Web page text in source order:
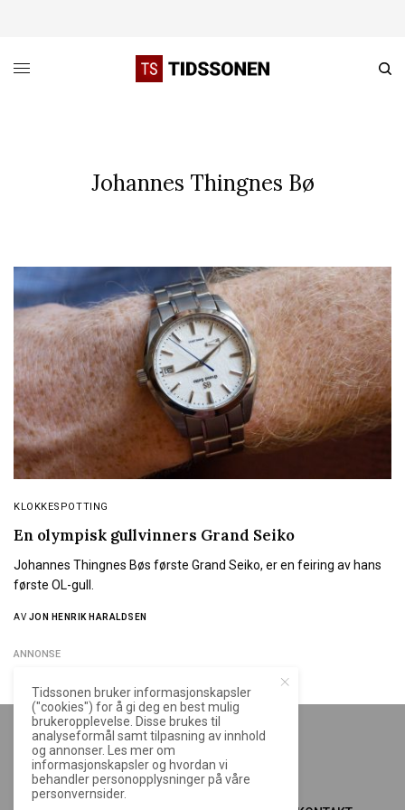
Johannes Thingnes Bø
KLOKKESPOTTING
En olympisk gullvinners Grand Seiko
Johannes Thingnes Bøs første Grand Seiko, er en feiring av hans
første OL-gull.
AV JON HENRIK HARALDSEN
ANNONSE
Tidssonen bruker informasjonskapsler
("cookies") for å gi deg en best mulig
brukeropplevelse. Disse brukes til
analyseformål samt tilpasning av innhold
og annonser. Les mer om
informasjonskapsler og hvordan vi
behandler personopplysninger på våre
personvernsider.